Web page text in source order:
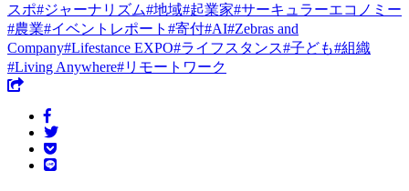
スポ#ジャーナリズム#地域#起業家#サーキュラーエコノミー
#農業#イベントレポート #寄付#AI#Zebras and
Company#Lifestance EXPO#ライフスタンス#子ども#組織
#Living Anywhere#リモートワーク